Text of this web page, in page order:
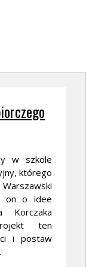
w szkole
którego
on o idee
ten
i postaw